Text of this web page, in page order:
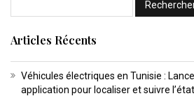
Articles Récents
Véhicules électriques en Tunisie :
application pour localiser et suivre